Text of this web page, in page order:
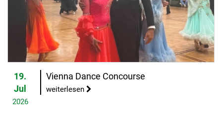
19.
Jul
2026
Vienna Dance Concourse
weiterlesen